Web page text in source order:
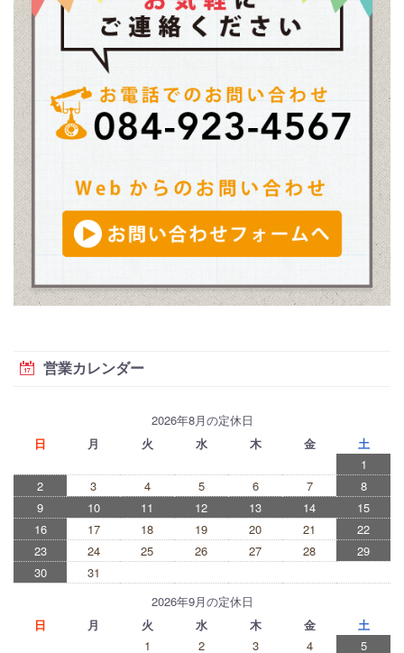
営業カレンダー
2026年8月の定休日
日
月 火 水 木 金
土
1
2
3 4 5 6 7
8
9
10 11 12 13 14
15
16
17 18 19 20 21
22
23
24 25 26 27 28
29
30
31
2026年9月の定休日
日
月 火 水 木 金
土
1
2 3 4 5